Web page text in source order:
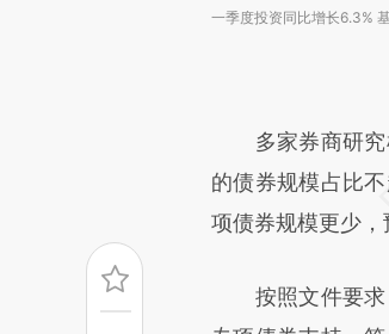
一季度投资同比增长6.3%
多家券商研究
的债券规模占比
项债券规模更少，
按照文件要求